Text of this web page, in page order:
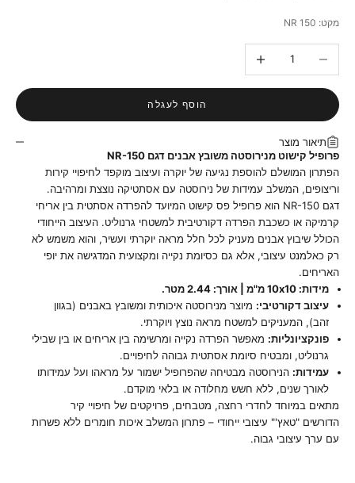
מקט: NR 150
הוסף לעגלה
תיאור מוצר
פרופיל קישוט מנירוסטה משובץ אבנים דגם NR-150
הפתרון המושלם להוספת נגיעה של יוקרה ועיצוב מוקפד לחיפויי קירות
וריצופים, המשלב עמידות של נירוסטה עם אסתטיקה נוצצת ומרהיבה.
דגם NR-150 הוא פרופיל פס קישוט המיועד להפרדה אסתטית בין אריחי
קרמיקה או כשכבת הפרדה דקורטיבית למשטחי גרנוליט. העיצוב הייחודי
הכולל שיבוץ אבנים מעניק לכל חלל מראה יוקרתי ועשיר, והוא משמש לא
רק כאלמנט עיצובי, אלא גם כסיומת נקייה ומקצועית המדגישה את יופי
האריחים.
מידות: 10x10 מ"מ | אורך: 2.44 מטר.
עיצוב דקורטיבי: מיוצר מנירוסטה איכותית ומשובץ באבנים (בגוון
זהב), המעניקים למשטח מראה נוצץ ויוקרתי.
פונקציונליות: מאפשר הפרדה נקייה ומרשימה בין אריחים או בין שבילי
גרנוליט, ומבטיח סיומת אסתטית גבוהה לחיפויים.
עמידות: הנירוסטה מבטיחה שהפרופיל ישמור על מראהו ועל עמידותו
לאורך שנים, ללא חשש מחלודה או בלאי מוקדם.
מתאים במיוחד לחדרי רחצה, מטבחים, פרויקטים של חיפויי קיר
הדורשים "טאץ'" עיצובי ייחודי – פתרון המשלב איכות חומרים ללא פשרות
עם ערך עיצובי גבוה.